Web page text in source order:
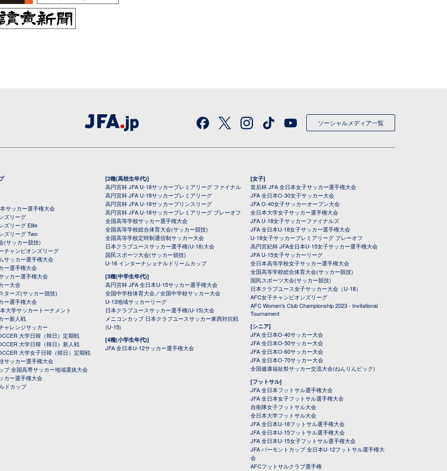
ソーシャルメディア一覧
サッカー選手権大会
ズリーグ
ズリーグ Elite
ズリーグ Two
(サッカー競技)
チャンピオンズリーグ
サッカー選手権大会
ー選手権大会
ッカー選手権大会
ー大会
ターズ(サッカー競技)
ー選手権大会
大学サッカートーナメント
ー新人戦
ャレンジサッカー
大学日韓（韓日）定期戦
大学日韓（韓日）新人戦
大学女子日韓（韓日）定期戦
サッカー選手権大会
プ 全国高専サッカー地域選抜大会
カー選手権大会
ドカップ
[2種(高校生年代)]
高円宮杯 JFA U-18サッカープレミアリーグ ファイナル
高円宮杯 JFA U-18サッカープレミアリーグ
高円宮杯 JFA U-18サッカープリンスリーグ
高円宮杯 JFA U-18サッカープレミアリーグ プレーオフ
全国高等学校サッカー選手権大会
全国高等学校総合体育大会(サッカー競技)
全国高等学校定時制通信制サッカー大会
日本クラブユースサッカー選手権(U-18)大会
国民スポーツ大会(サッカー競技)
U-16 インターナショナルドリームカップ
[3種(中学生年代)]
高円宮杯 JFA 全日本U-15サッカー選手権大会
全国中学校体育大会／全国中学校サッカー大会
U-13地域サッカーリーグ
日本クラブユースサッカー選手権(U-15)大会
メニコンカップ 日本クラブユースサッカー東西対抗戦
(U-15)
[4種(小学生年代)]
JFA 全日本U-12サッカー選手権大会
[女子]
皇后杯 JFA 全日本女子サッカー選手権大会
JFA 全日本O-30女子サッカー大会
JFA O-40女子サッカーオープン大会
全日本大学女子サッカー選手権大会
JFA U-18女子サッカーファイナルズ
JFA 全日本U-18女子サッカー選手権大会
U-18女子サッカープレミアリーグ プレーオフ
高円宮妃杯 JFA全日本U-15女子サッカー選手権大会
JFA U-15女子サッカーリーグ
全日本高等学校女子サッカー選手権大会
全国高等学校総合体育大会(サッカー競技)
国民スポーツ大会(サッカー競技)
日本クラブユース女子サッカー大会（U-18）
AFC女子チャンピオンズリーグ
AFC Women's Club Championship 2023 - Invitational
Tournament
[シニア]
JFA 全日本O-40サッカー大会
JFA 全日本O-50サッカー大会
JFA 全日本O-60サッカー大会
JFA 全日本O-70サッカー大会
全国健康福祉祭サッカー交流大会(ねんりんピック)
[フットサル]
JFA 全日本フットサル選手権大会
JFA 全日本女子フットサル選手権大会
自衛隊女子フットサル大会
全日本大学フットサル大会
JFA 全日本U-18フットサル選手権大会
JFA 全日本U-15フットサル選手権大会
JFA 全日本U-15女子フットサル選手権大会
JFA バーモントカップ 全日本U-12フットサル選手権大
会
AFCフットサルクラブ選手権